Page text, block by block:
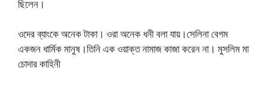
ছিলেন।
ওদের ব্যাংকে অনেক টাকা। ওরা অনেক ধনী বলা যায়।সেলিনা বেগম
একজন ধার্মিক মানুষ।তিনি এক ওয়াক্ত নামাজ কাজা করেন না। মুসলিম মা
চোদার কাহিনী